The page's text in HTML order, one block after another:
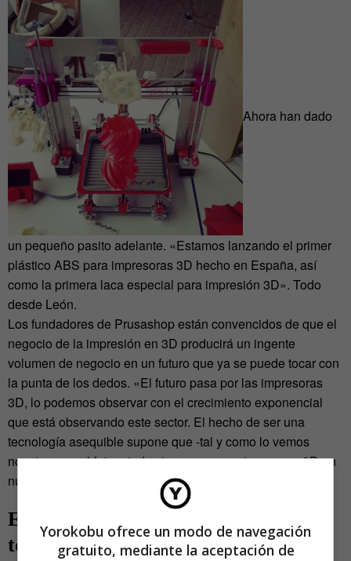
Ahora han dado
un pequeño pasito adelante. «Estamos lanzando el primer
plástico ABS para impresoras 3D hecho en España, así
como la primera laca especial para impresión 3D». Todo
desde León.
Los fundadores de Prusashop están convencidos de que el
negocio de la impresión en 3D producirá un ingente
volumen de negocio en un futuro que ya se puede tocar con
la punta de los dedos. «El futuro pasa por las impresoras
3D, lo podemos observar con el crecimiento exponencial
que está observando este sector. El hecho de ser una
tecnología asequible supone que -tal y como lo vemos
nosotros- en el futuro todos tengamos una impresora 3D en
nuestras casas», señalan.
El abono que hacía falta para que
todo floreciese
Yorokobu ofrece un modo de navegación
gratuito, mediante la aceptación de